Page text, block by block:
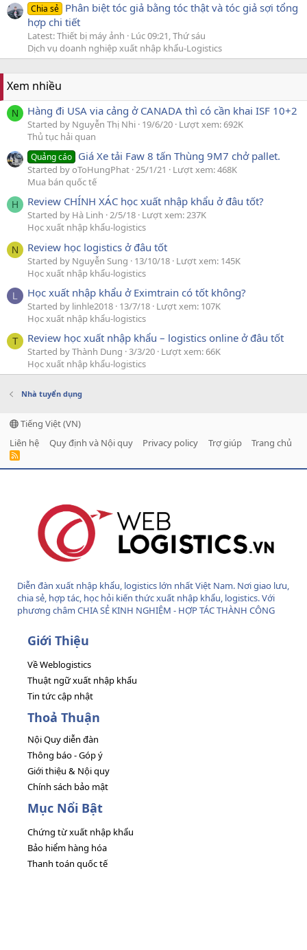
Chia sẻ Phân biệt tóc giả bằng tóc thật và tóc giả sợi tổng
hợp chi tiết
Latest: Thiết bị máy ảnh
Lúc 09:21, Thứ sáu
Dịch vụ doanh nghiệp xuất nhập khẩu-Logistics
Xem nhiều
N Hàng đi USA via cảng ở CANADA thì có cần khai ISF 10+2
Started by Nguyễn Thị Nhi 19/6/20 Lượt xem: 692K
Thủ tục hải quan
Quảng cáo Giá Xe tải Faw 8 tấn Thùng 9M7 chở pallet.
Started by oToHungPhat 25/1/21
Lượt xem: 468K
Mua bán quốc tế
H Review CHÍNH XÁC học xuất nhập khẩu ở đâu tốt?
Started by Hà Linh 2/5/18 Lượt xem: 237K
Học xuất nhập khẩu-logistics
N Review học logistics ở đâu tốt
Started by Nguyễn Sung 13/10/18 Lượt xem: 145K
Học xuất nhập khẩu-logistics
L Học xuất nhập khẩu ở Eximtrain có tốt không?
Started by linhle2018 13/7/18 Lượt xem: 107K
Học xuất nhập khẩu-logistics
T Review học xuất nhập khẩu – logistics online ở đâu tốt
Started by Thành Dung 3/3/20 Lượt xem: 66K
Học xuất nhập khẩu-logistics
Nhà tuyển dụng
Tiếng Việt (VN)
Liên hệ
Quy định và Nội quy Privacy policy Trợ giúp Trang chủ
R
Diễn đàn xuất nhập khẩu, logistics lớn nhất Việt Nam. Nơi giao lưu,
chia sẻ, hợp tác, học hỏi kiến thức xuất nhập khẩu, logistics. Với
phương châm CHIA SẺ KINH NGHIỆM - HỢP TÁC THÀNH CÔNG
Giới Thiệu
Về Weblogistics
Thuật ngữ xuất nhập khẩu
Tin tức cập nhật
Thoả Thuận
Nội Quy diễn đàn
Thông báo - Góp ý
Giới thiệu & Nội quy
Chính sách bảo mật
Mục Nổi Bật
Chứng từ xuất nhập khẩu
Bảo hiểm hàng hóa
Thanh toán quốc tế